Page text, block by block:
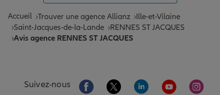
Accueil Trouver une agence Allianz
Ille-et-Vilaine
Saint-Jacques-de-la-Lande
RENNES ST JACQUES
Avis agence RENNES ST JACQUES
Suivez-nous Aller sur la page Facebook de Allianz
Aller sur la page Twitter de
Aller sur la page
Aller sur la
Aller